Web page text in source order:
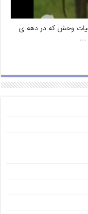
حیات وحش که در دهه ی
…